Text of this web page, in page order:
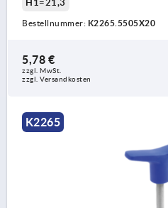
H1=21,3
Bestellnummer: K2265.5505X20
5,78 €
zzgl. MwSt.
zzgl. Versandkosten
K2265